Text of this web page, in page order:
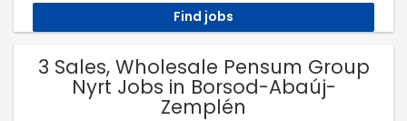
3 Sales, Wholesale Pensum Group
Nyrt Jobs in Borsod-Abaúj-
Zemplén